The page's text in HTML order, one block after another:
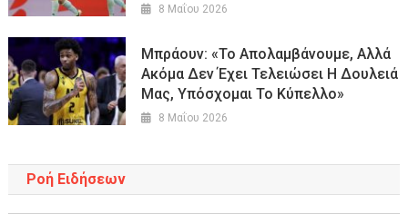
8 Μαΐου 2026
Μπράουν: «Το Απολαμβάνουμε, Αλλά
Ακόμα Δεν Έχει Τελειώσει Η Δουλειά
Μας, Υπόσχομαι Το Κύπελλο»
8 Μαΐου 2026
Ροή Ειδήσεων